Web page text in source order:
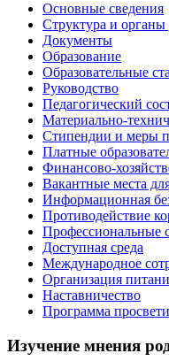
Основные сведения
Структура и органы
Документы
Образование
Образовательные
Руководство
Педагогический
Материально-
Стипендии и меры
Платные
Финансово-
Вакантные места
Информационная
Противодействие
Профессиональные
Доступная среда
Международное
Организация
Наставничество
Программа
Изучение мнения